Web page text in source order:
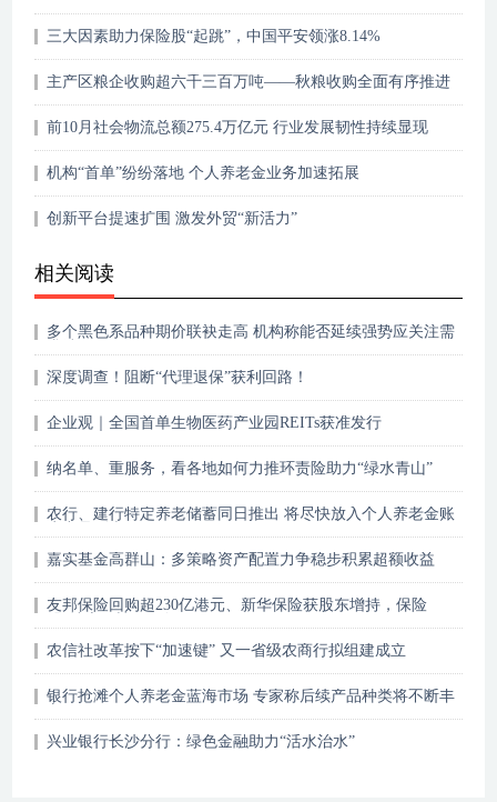
三大因素助力保险股“起跳”，中国平安领涨8.14%
主产区粮企收购超六千三百万吨——秋粮收购全面有序推进
前10月社会物流总额275.4万亿元 行业发展韧性持续显现
机构“首单”纷纷落地 个人养老金业务加速拓展
创新平台提速扩围 激发外贸“新活力”
相关阅读
多个黑色系品种期价联袂走高 机构称能否延续强势应关注需
深度调查！阻断“代理退保”获利回路！
企业观｜全国首单生物医药产业园REITs获准发行
纳名单、重服务，看各地如何力推环责险助力“绿水青山”
农行、建行特定养老储蓄同日推出 将尽快放入个人养老金账
嘉实基金高群山：多策略资产配置力争稳步积累超额收益
友邦保险回购超230亿港元、新华保险获股东增持，保险
农信社改革按下“加速键” 又一省级农商行拟组建成立
银行抢滩个人养老金蓝海市场 专家称后续产品种类将不断丰
兴业银行长沙分行：绿色金融助力“活水治水”